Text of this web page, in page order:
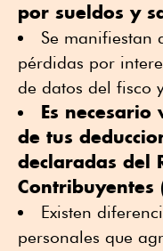
por sueldos y
Se manifiestan
pérdidas por
de datos del fisco
Es
de tus
declaradas del
Contribuyentes
Existen
personales que